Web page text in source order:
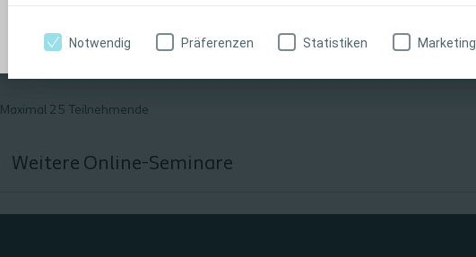
Notwendig Präferenzen Statistiken Marketing
Maximal 25 Teilnehmende
Weitere Online-Seminare